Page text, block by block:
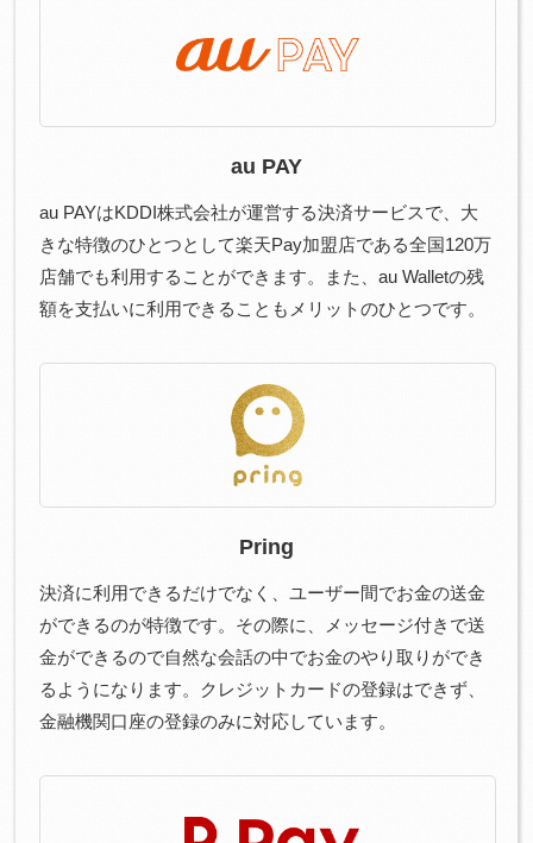
au PAY
au PAYはKDDI株式会社が運営する決済サービスで、大
きな特徴のひとつとして楽天Pay加盟店である全国120万
店舗でも利用することができます。また、au Walletの残
額を支払いに利用できることもメリットのひとつです。
Pring
決済に利用できるだけでなく、ユーザー間でお金の送金
ができるのが特徴です。その際に、メッセージ付きで送
金ができるので自然な会話の中でお金のやり取りができ
るようになります。クレジットカードの登録はできず、
金融機関口座の登録のみに対応しています。